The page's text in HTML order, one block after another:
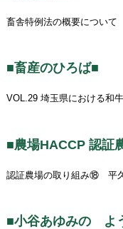
畜舎特例法の概要につい
■畜産のひろば■
VOL.29 埼玉県における
■農場HACCP 認証
認証農場の取り組み⑱ 平
■小谷あゆみの よ